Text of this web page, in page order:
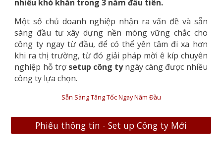
nhiều khó khăn trong 3 năm đầu tiên.
Một số chủ doanh nghiệp nhận ra vấn đề và sẵn
sàng đầu tư xây dựng nền móng vững chắc cho
công ty ngay từ đầu, để có thể yên tâm đi xa hơn
khi ra thị trường, từ đó giải pháp mời ê kíp chuyên
nghiệp hỗ trợ setup công tyngày càng được nhiều
công ty lựa chọn.
Sẵn Sàng Tăng Tốc Ngay Năm Đầu
Phiếu thông tin - Set up Công ty Mới